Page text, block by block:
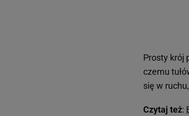
Prosty krój
czemu
się w
Czytaj też: